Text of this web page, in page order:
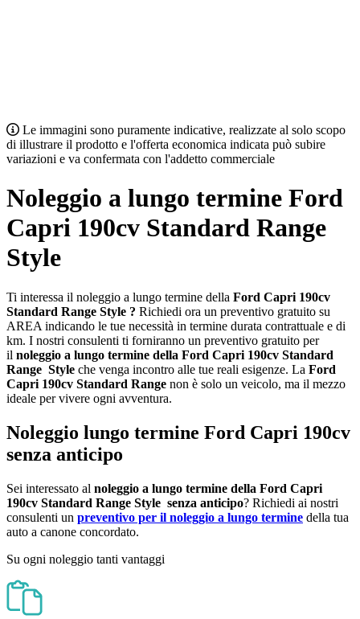
Le immagini sono puramente indicative, realizzate al solo scopo
di illustrare il prodotto e l'offerta economica indicata può subire
variazioni e va confermata con l'addetto commerciale
Noleggio a lungo termine Ford
Capri 190cv Standard Range
Style
Ti interessa il noleggio a lungo termine della Ford Capri 190cv
Standard Range Style ? Richiedi ora un preventivo gratuito su
AREA indicando le tue necessità in termine durata contrattuale e di
km. I nostri consulenti ti forniranno un preventivo gratuito per
il noleggio a lungo termine della Ford Capri 190cv Standard
Range Style che venga incontro alle tue reali esigenze. La Ford
Capri 190cv Standard Range non è solo un veicolo, ma il mezzo
ideale per vivere ogni avventura.
Noleggio lungo termine Ford Capri 190cv
senza anticipo
Sei interessato al noleggio a lungo termine della Ford Capri
190cv Standard Range Style senza anticipo? Richiedi ai nostri
consulenti un preventivo per il noleggio a lungo termine della tua
auto a canone concordato.
Su ogni noleggio tanti vantaggi